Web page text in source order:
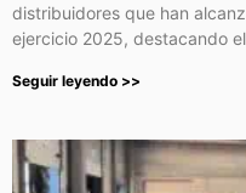
distribuidores que han
ejercicio 2025, destacando
Seguir leyendo >>